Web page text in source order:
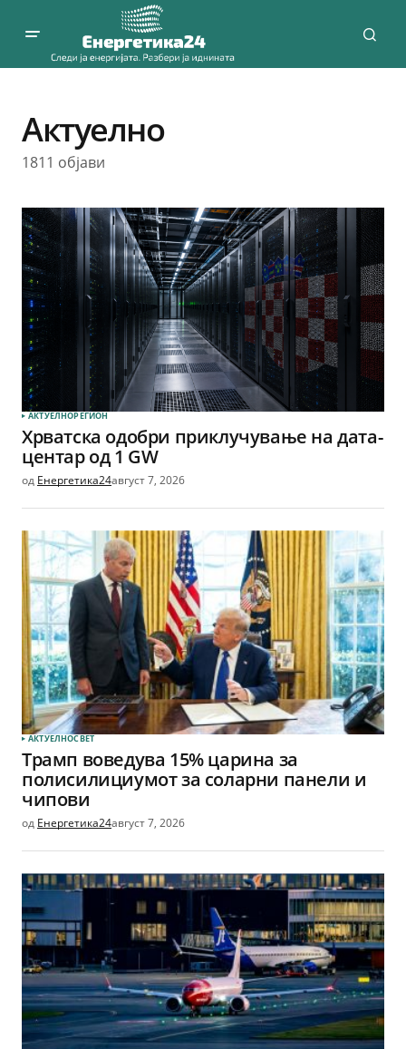
Актуелно
1811 објави
АКТУЕЛНОРЕГИОН
Хрватска одобри приклучување на дата-
центар од 1 GW
од Енергетика24август 7, 2026
АКТУЕЛНОСВЕТ
Трамп воведува 15% царина за
полисилициумот за соларни панели и
чипови
од Енергетика24август 7, 2026